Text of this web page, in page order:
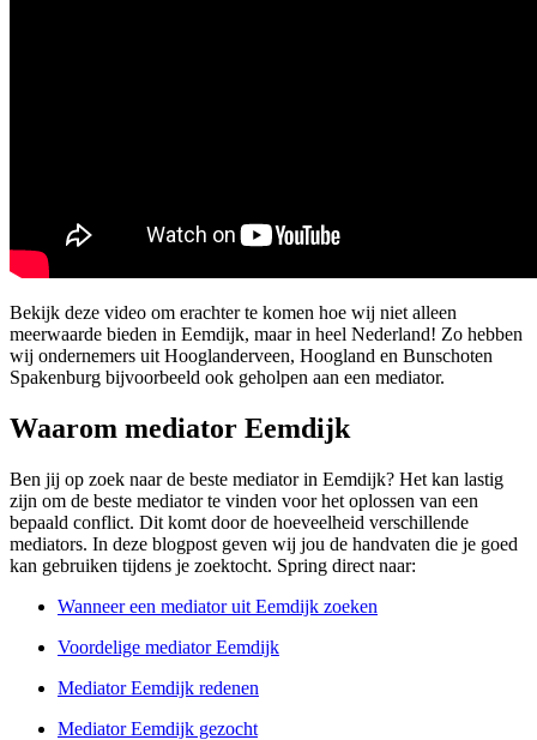
Bekijk deze video om erachter te komen hoe wij niet alleen
meerwaarde bieden in Eemdijk, maar in heel Nederland! Zo hebben
wij ondernemers uit Hooglanderveen, Hoogland en Bunschoten
Spakenburg bijvoorbeeld ook geholpen aan een mediator.
Waarom mediator Eemdijk
Ben jij op zoek naar de beste mediator in Eemdijk? Het kan lastig
zijn om de beste mediator te vinden voor het oplossen van een
bepaald conflict. Dit komt door de hoeveelheid verschillende
mediators. In deze blogpost geven wij jou de handvaten die je goed
kan gebruiken tijdens je zoektocht. Spring direct naar:
Wanneer een mediator uit Eemdijk zoeken
Voordelige mediator Eemdijk
Mediator Eemdijk redenen
Mediator Eemdijk gezocht